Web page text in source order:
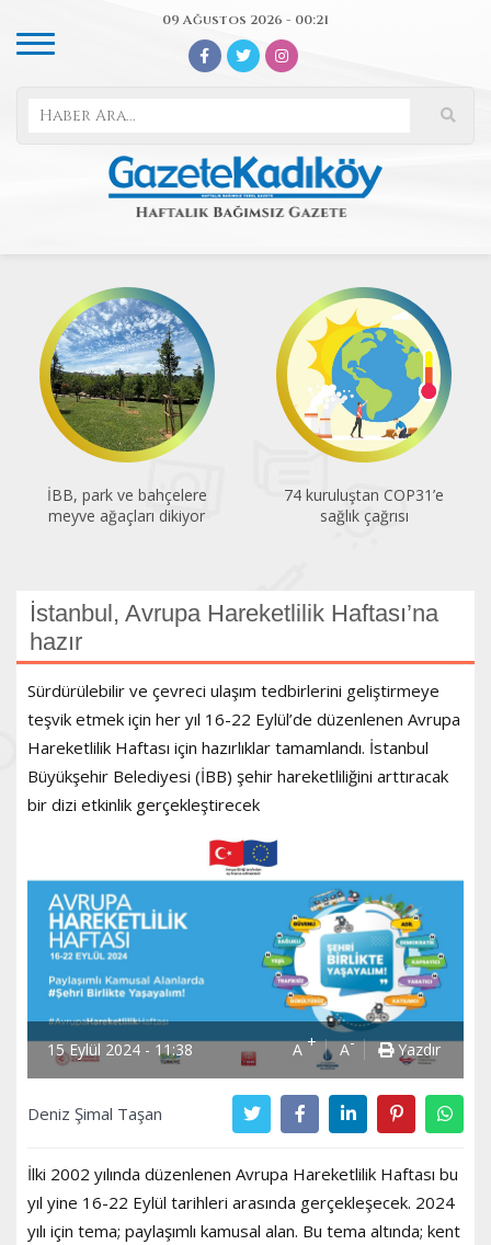
09 Ağustos 2026 - 00:21
İBB, park ve bahçelere
meyve ağaçları dikiyor
74 kuruluştan COP31’e
sağlık çağrısı
İstanbul, Avrupa Hareketlilik Haftası’na
hazır
Sürdürülebilir ve çevreci ulaşım tedbirlerini geliştirmeye
teşvik etmek için her yıl 16-22 Eylül’de düzenlenen Avrupa
Hareketlilik Haftası için hazırlıklar tamamlandı. İstanbul
Büyükşehir Belediyesi (İBB) şehir hareketliliğini arttıracak
bir dizi etkinlik gerçekleştirecek
15 Eylül 2024 - 11:38 A + A- Yazdır
Deniz Şimal Taşan
İlki 2002 yılında düzenlenen Avrupa Hareketlilik Haftası bu
yıl yine 16-22 Eylül tarihleri arasında gerçekleşecek. 2024
yılı için tema; paylaşımlı kamusal alan. Bu tema altında; kent